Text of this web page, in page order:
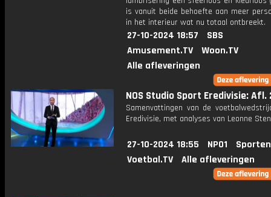
is vanuit beide behoefte aan meer
in het interieur wat nu totaal ontbreekt.
27-10-2024 18:57
SBS
Amusement.TV
Woon.TV
Alle afleveringen
NOS Studio Sport Eredivisie: Afl.
Samenvattingen van de
Eredivisie, met analyses van Leonne
27-10-2024 18:55 NPO1
Voetbal.TV
Alle afleveringen